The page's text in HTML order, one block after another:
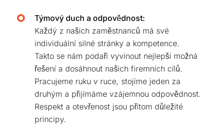
Týmový duch a odpovědnost:
Každý z našich zaměstnanců má své
individuální silné stránky a kompetence.
Takto se nám podaří vyvinout nejlepší možná
řešení a dosáhnout našich firemních cílů.
Pracujeme ruku v ruce, stojíme jeden za
druhým a přijímáme vzájemnou odpovědnost.
Respekt a otevřenost jsou přitom důležité
principy.